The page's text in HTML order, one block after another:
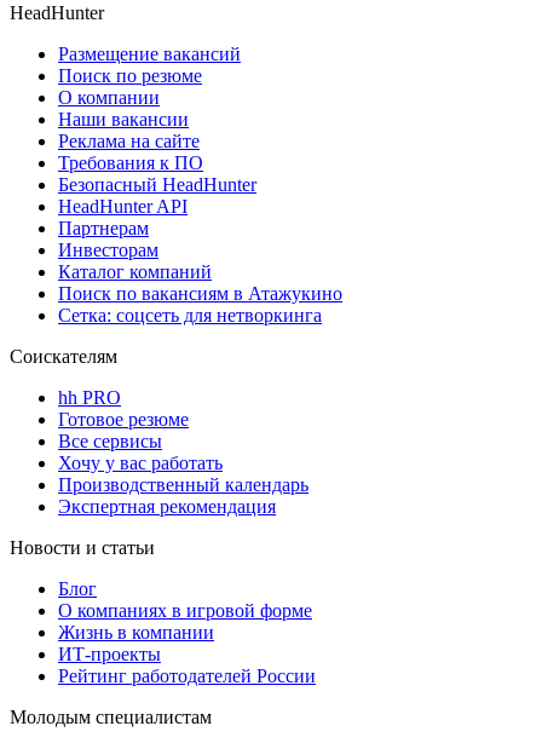
HeadHunter
Размещение вакансий
Поиск по резюме
О компании
Наши вакансии
Реклама на сайте
Требования к ПО
Безопасный HeadHunter
HeadHunter API
Партнерам
Инвесторам
Каталог компаний
Поиск по вакансиям в Атажукино
Сетка: соцсеть для нетворкинга
Соискателям
hh PRO
Готовое резюме
Все сервисы
Хочу у вас работать
Производственный календарь
Экспертная рекомендация
Новости и статьи
Блог
О компаниях в игровой форме
Жизнь в компании
ИТ-проекты
Рейтинг работодателей России
Молодым специалистам